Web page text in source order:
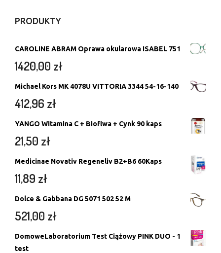
PRODUKTY
CAROLINE ABRAM Oprawa okularowa ISABEL 751
1420,00 zł
Michael Kors MK 4078U VITTORIA 3344 54-16-140
412,96 zł
YANGO Witamina C + Bioflwa + Cynk 90 kaps
21,50 zł
Medicinae Novativ Regeneliv B2+B6 60Kaps
11,89 zł
Dolce & Gabbana DG 5071 502 52 M
521,00 zł
DomoweLaboratorium Test Ciążowy PINK DUO - 1
test